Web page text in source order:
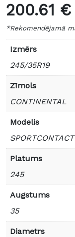
200.61 €
*Rekomendējamā
Izmērs
245/35R19
Zīmols
CONTINENTAL
Modelis
Platums
245
Augstums
35
Diametrs